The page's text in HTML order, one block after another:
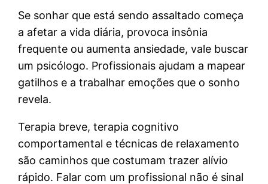
Se sonhar que está sendo assaltado começa
a afetar a vida diária, provoca insônia
frequente ou aumenta ansiedade, vale buscar
um psicólogo. Profissionais ajudam a mapear
gatilhos e a trabalhar emoções que o sonho
revela.
Terapia breve, terapia cognitivo
comportamental e técnicas de relaxamento
são caminhos que costumam trazer alívio
rápido. Falar com um profissional não é sinal